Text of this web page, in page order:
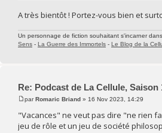
A très bientôt ! Portez-vous bien et
Un personnage de fiction souhaitant s'incarner
Sens - La Guerre des Immortels - Le Blog de la
Re: Podcast de La Cellule, Saison
parRomaric Briand » 16 Nov 2023, 14:29
"Vacances" ne veut pas dire "ne rien
jeu de rôle et un jeu de société